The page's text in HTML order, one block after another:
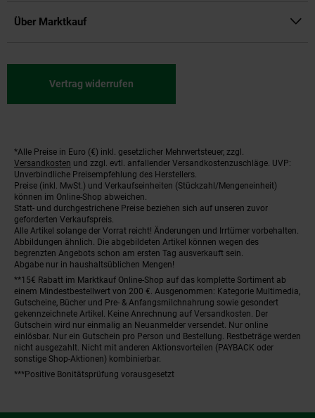
Über Marktkauf
Vertrag widerrufen
Fußnoten
*Alle Preise in Euro (€) inkl. gesetzlicher Mehrwertsteuer, zzgl.
Versandkosten und zzgl. evtl. anfallender Versandkostenzuschläge. UVP:
Unverbindliche Preisempfehlung des Herstellers.
Preise (inkl. MwSt.) und Verkaufseinheiten (Stückzahl/Mengeneinheit)
können im Online-Shop abweichen.
Statt- und durchgestrichene Preise beziehen sich auf unseren zuvor
geforderten Verkaufspreis.
Alle Artikel solange der Vorrat reicht! Änderungen und Irrtümer vorbehalten.
Abbildungen ähnlich. Die abgebildeten Artikel können wegen des
begrenzten Angebots schon am ersten Tag ausverkauft sein.
Abgabe nur in haushaltsüblichen Mengen!
**15€ Rabatt im Marktkauf Online-Shop auf das komplette Sortiment ab
einem Mindestbestellwert von 200 €. Ausgenommen: Kategorie Multimedia,
Gutscheine, Bücher und Pre- & Anfangsmilchnahrung sowie gesondert
gekennzeichnete Artikel. Keine Anrechnung auf Versandkosten. Der
Gutschein wird nur einmalig an Neuanmelder versendet. Nur online
einlösbar. Nur ein Gutschein pro Person und Bestellung. Restbeträge werden
nicht ausgezahlt. Nicht mit anderen Aktionsvorteilen (PAYBACK oder
sonstige Shop-Aktionen) kombinierbar.
***Positive Bonitätsprüfung vorausgesetzt